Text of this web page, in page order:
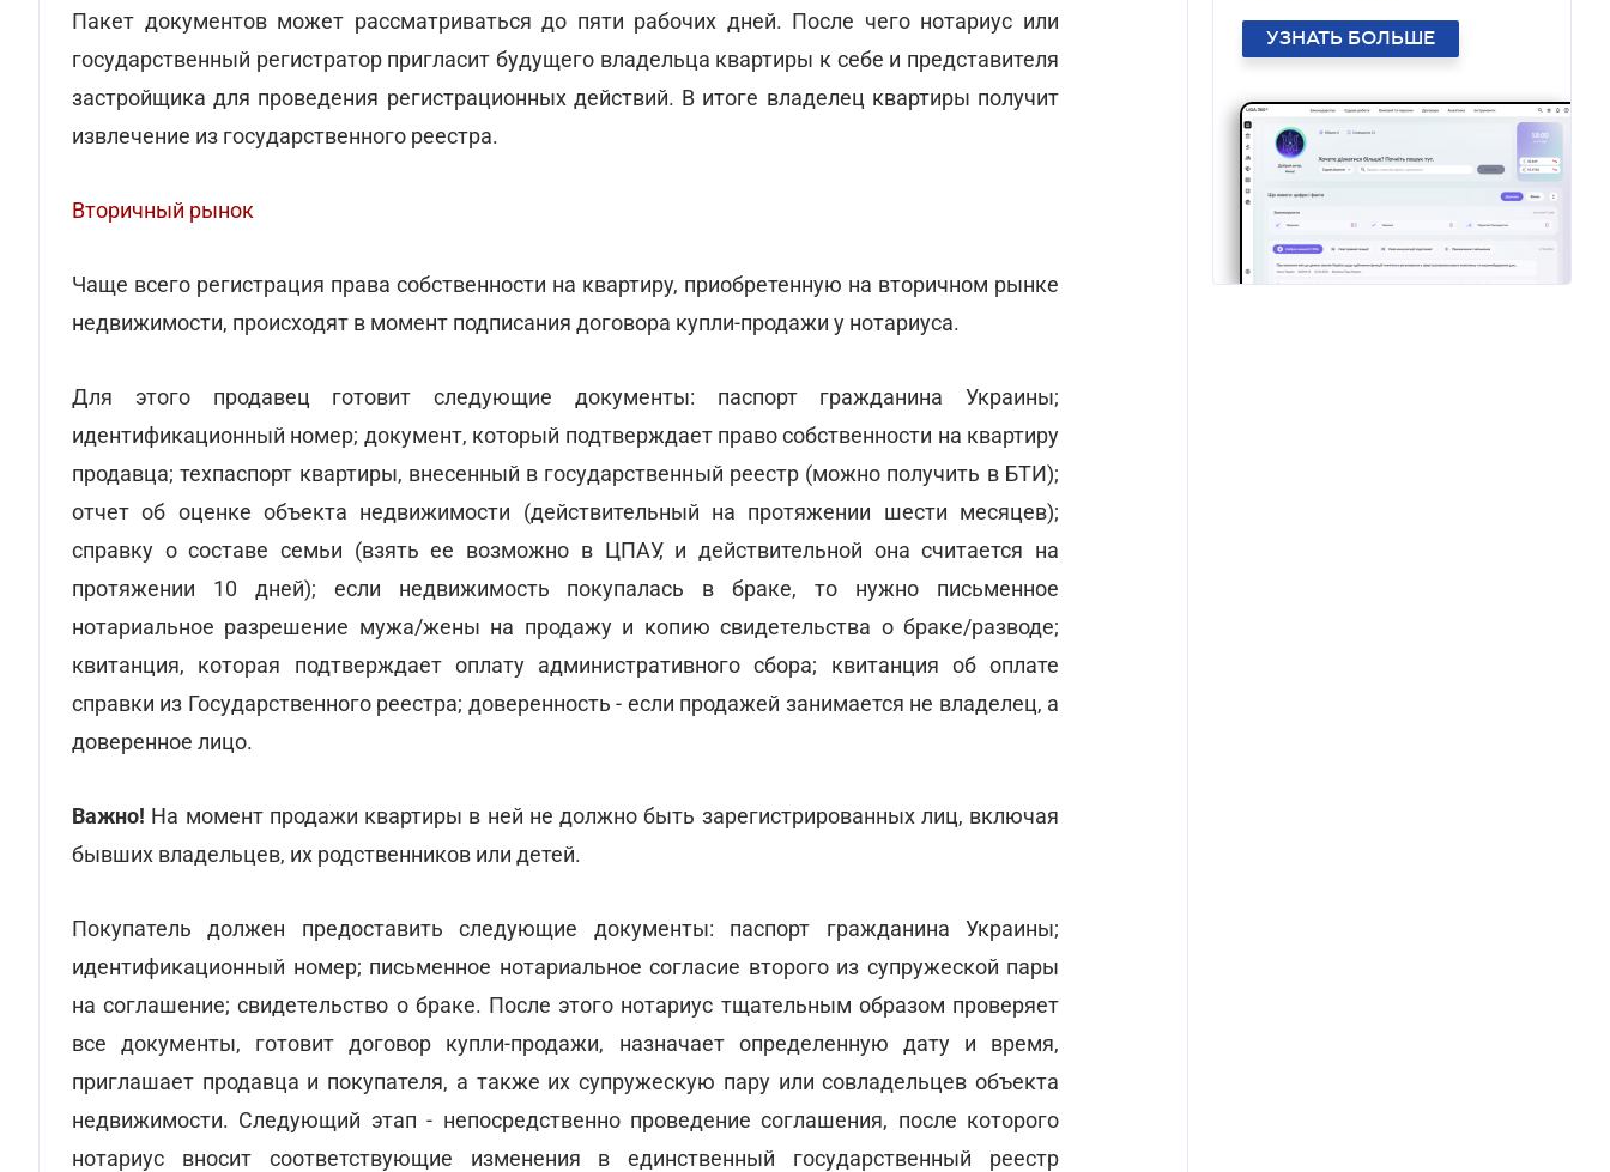
Пакет документов может рассматриваться до пяти рабочих дней. После чего нотариус или
государственный регистратор пригласит будущего владельца квартиры к себе и представителя
застройщика для проведения регистрационных действий. В итоге владелец квартиры получит
извлечение из государственного реестра.
Вторичный рынок
Чаще всего регистрация права собственности на квартиру, приобретенную на вторичном рынке
недвижимости, происходят в момент подписания договора купли-продажи у нотариуса.
Для этого продавец готовит следующие документы: паспорт гражданина Украины;
идентификационный номер; документ, который подтверждает право собственности на квартиру
продавца; техпаспорт квартиры, внесенный в государственный реестр (можно получить в БТИ);
отчет об оценке объекта недвижимости (действительный на протяжении шести месяцев);
справку о составе семьи (взять ее возможно в ЦПАУ, и действительной она считается на
протяжении 10 дней); если недвижимость покупалась в браке, то нужно письменное
нотариальное разрешение мужа/жены на продажу и копию свидетельства о браке/разводе;
квитанция, которая подтверждает оплату административного сбора; квитанция об оплате
справки из Государственного реестра; доверенность - если продажей занимается не владелец, а
доверенное лицо.
Важно! На момент продажи квартиры в ней не должно быть зарегистрированных лиц, включая
бывших владельцев, их родственников или детей.
Покупатель должен предоставить следующие документы: паспорт гражданина Украины;
идентификационный номер; письменное нотариальное согласие второго из супружеской пары
на соглашение; свидетельство о браке. После этого нотариус тщательным образом проверяет
все документы, готовит договор купли-продажи, назначает определенную дату и время,
приглашает продавца и покупателя, а также их супружескую пару или совладельцев объекта
недвижимости. Следующий этап - непосредственно проведение соглашения, после которого
нотариус вносит соответствующие изменения в единственный государственный реестр
УЗНАТЬ БОЛЬШЕ